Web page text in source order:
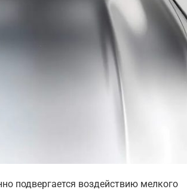
подвергается воздействию мелкого